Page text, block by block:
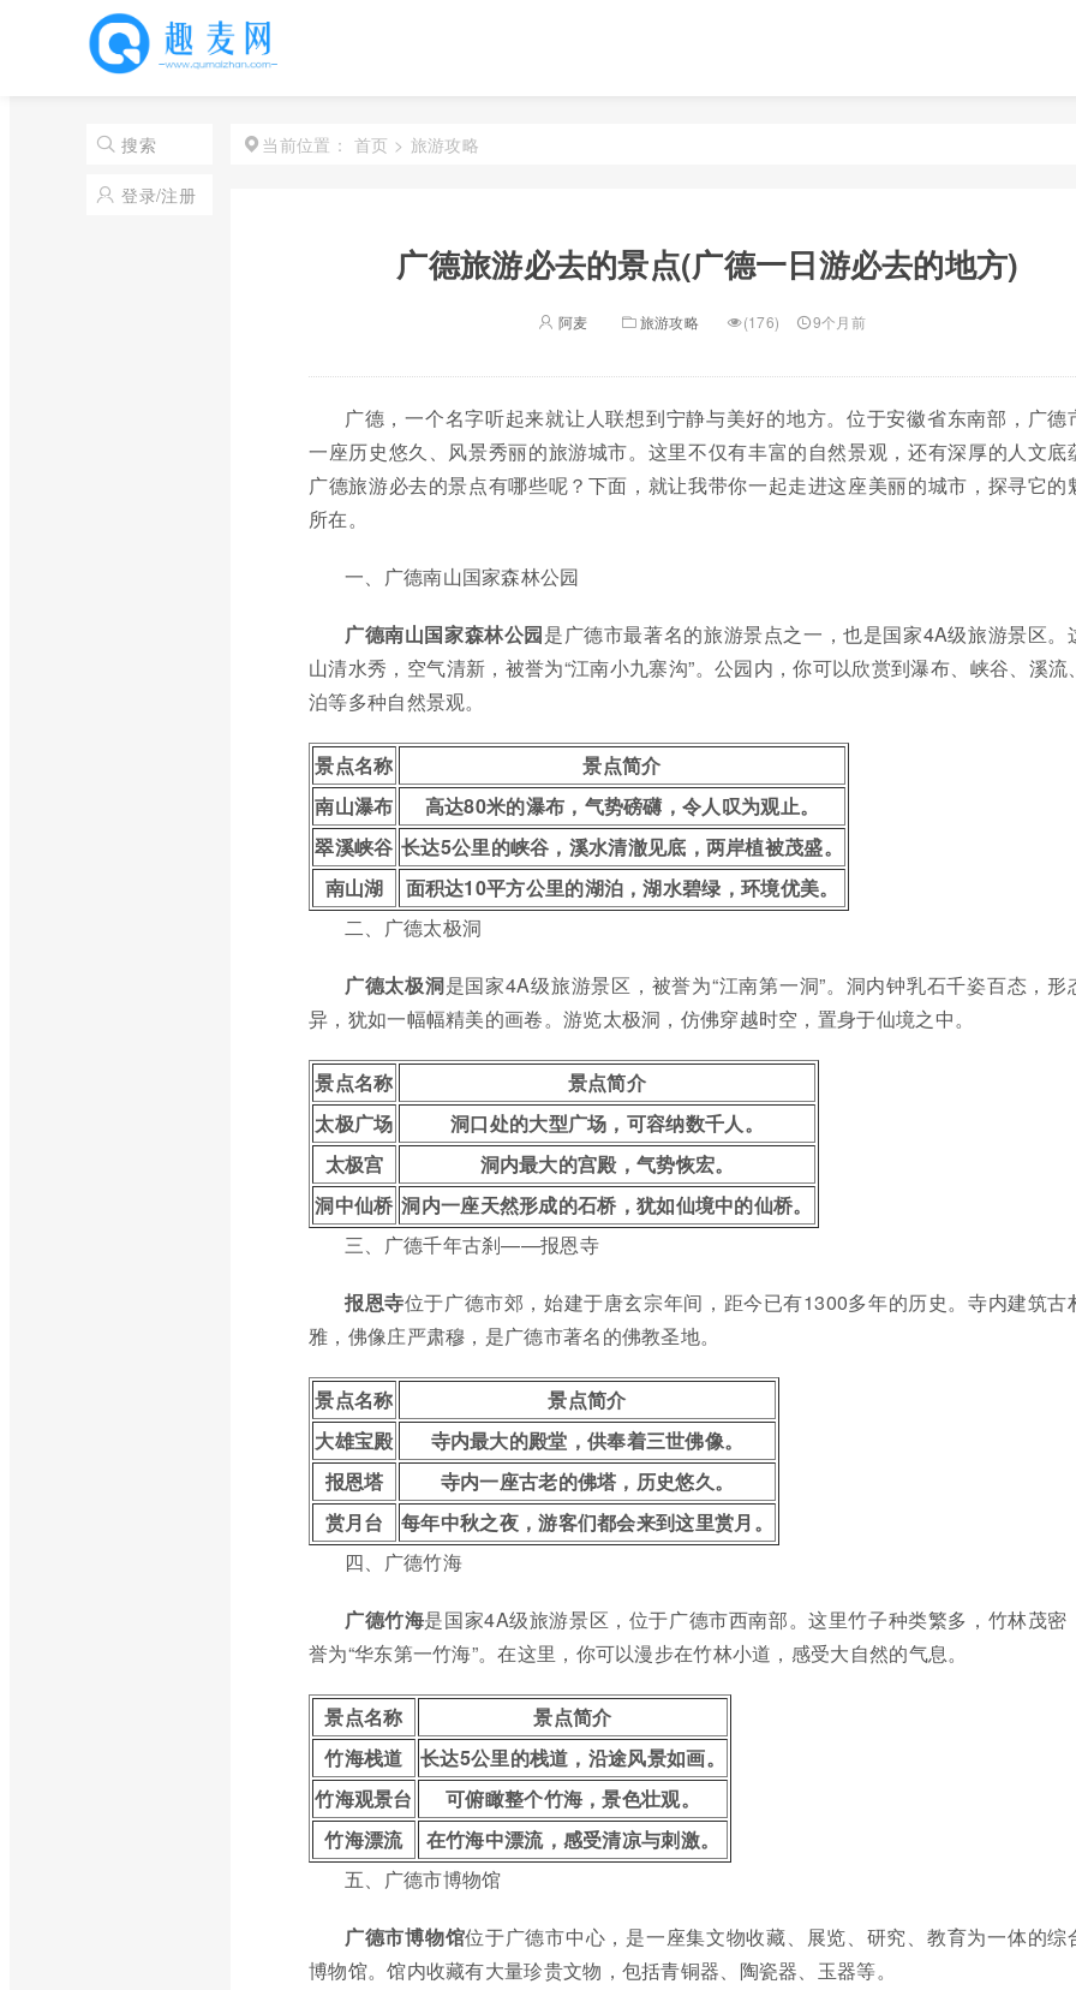
搜索
登录/注册
当前位置： 首页 > 旅游攻略
广德旅游必去的景点(广德一日游必去的地方)
阿麦 旅游攻略 (176) 9个月前
广德，一个名字听起来就让人联想到宁静与美好的地方。位于安徽省东南部，广德
一座历史悠久、风景秀丽的旅游城市。这里不仅有丰富的自然景观，还有深厚的人文底
广德旅游必去的景点有哪些呢？下面，就让我带你一起走进这座美丽的城市，探寻它的
所在。
一、广德南山国家森林公园
广德南山国家森林公园是广德市最著名的旅游景点之一，也是国家4A级旅游景区。
山清水秀，空气清新，被誉为“江南小九寨沟”。公园内，你可以欣赏到瀑布、峡谷、溪流
泊等多种自然景观。
景点名称
景点简介
南山瀑布
高达80米的瀑布，气势磅礴，令人叹为观止。
翠溪峡谷 长达5公里的峡谷，溪水清澈见底，两岸植被茂盛。
南山湖
面积达10平方公里的湖泊，湖水碧绿，环境优美。
二、广德太极洞
广德太极洞是国家4A级旅游景区，被誉为“江南第一洞”。洞内钟乳石千姿百态，形
异，犹如一幅幅精美的画卷。游览太极洞，仿佛穿越时空，置身于仙境之中。
景点名称
景点简介
太极广场
洞口处的大型广场，可容纳数千人。
太极宫
洞内最大的宫殿，气势恢宏。
洞中仙桥 洞内一座天然形成的石桥，犹如仙境中的仙桥。
三、广德千年古刹——报恩寺
报恩寺位于广德市郊，始建于唐玄宗年间，距今已有1300多年的历史。寺内建筑古
雅，佛像庄严肃穆，是广德市著名的佛教圣地。
景点名称
景点简介
大雄宝殿
寺内最大的殿堂，供奉着三世佛像。
报恩塔
寺内一座古老的佛塔，历史悠久。
赏月台
每年中秋之夜，游客们都会来到这里赏月。
四、广德竹海
广德竹海是国家4A级旅游景区，位于广德市西南部。这里竹子种类繁多，竹林茂密
誉为“华东第一竹海”。在这里，你可以漫步在竹林小道，感受大自然的气息。
景点名称
景点简介
竹海栈道
长达5公里的栈道，沿途风景如画。
竹海观景台
可俯瞰整个竹海，景色壮观。
竹海漂流
在竹海中漂流，感受清凉与刺激。
五、广德市博物馆
广德市博物馆位于广德市中心，是一座集文物收藏、展览、研究、教育为一体的综
博物馆。馆内收藏有大量珍贵文物，包括青铜器、陶瓷器、玉器等。